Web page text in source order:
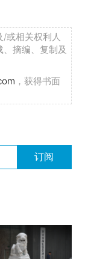
或相关权利人
摘编、复制及
，获得书面
订阅